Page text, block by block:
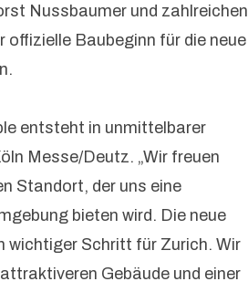
Nussbaumer und zahlreichen
offizielle Baubeginn für die neue
entsteht in unmittelbarer
Messe/Deutz. „Wir freuen
Standort, der uns eine
bieten wird. Die neue
wichtiger Schritt für Zurich. Wir
Gebäude und einer